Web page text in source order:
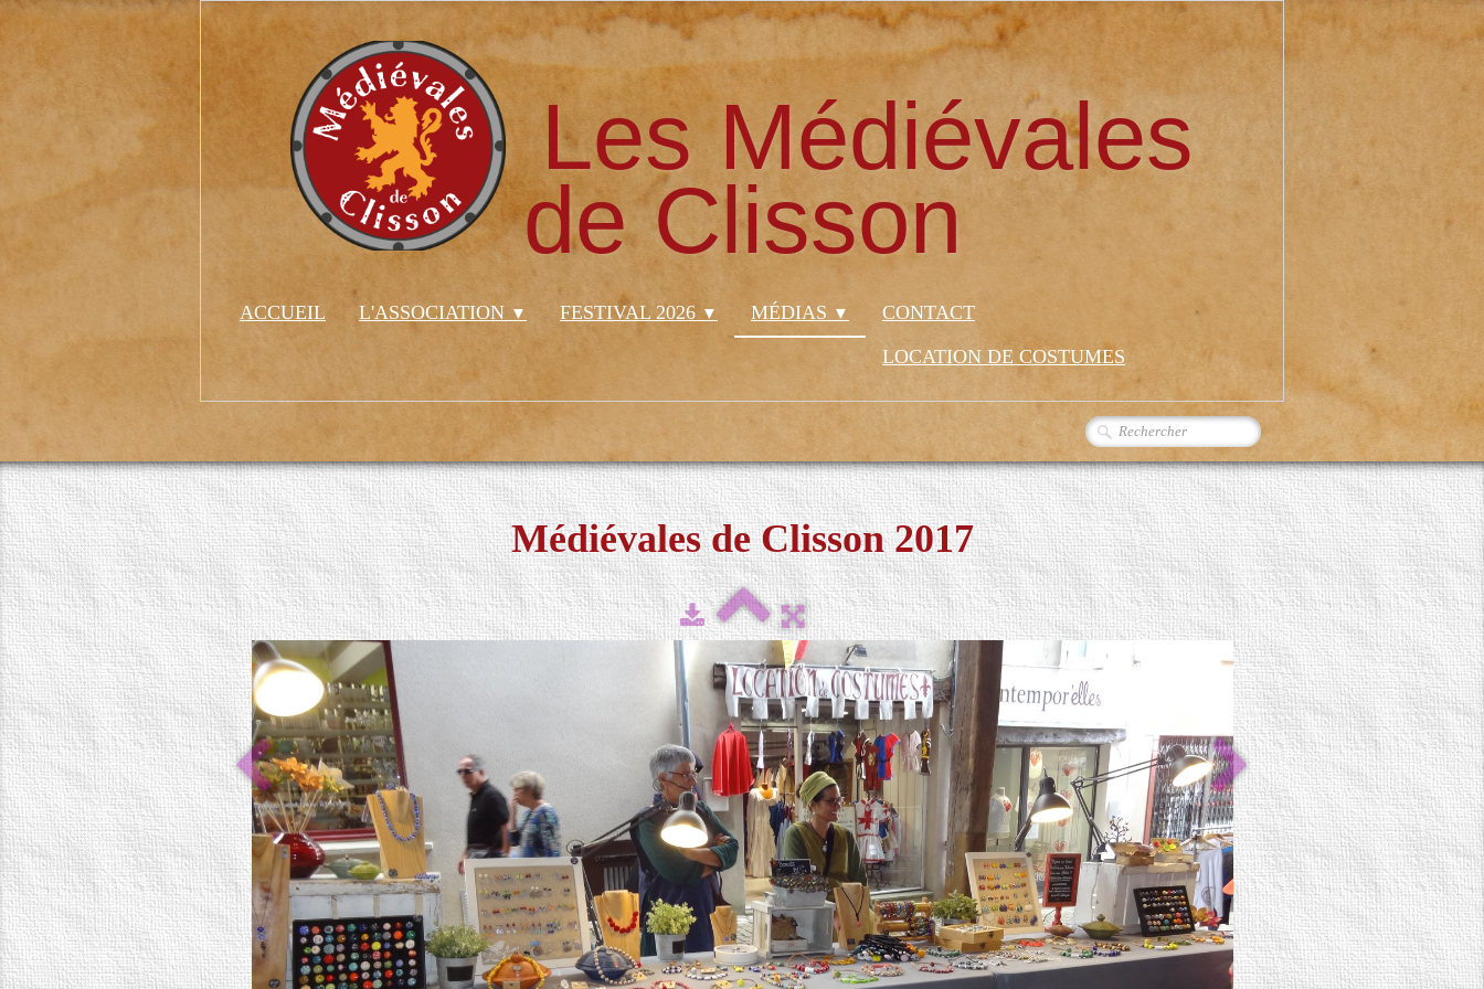
Les Médiévales
de Clisson
ACCUEIL L'ASSOCIATION ▼ FESTIVAL 2026 ▼ MÉDIAS ▼
CONTACT
LOCATION DE COSTUMES
Médiévales de Clisson 2017